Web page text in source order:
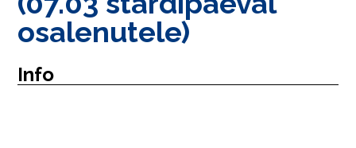
osalenutele)
Info